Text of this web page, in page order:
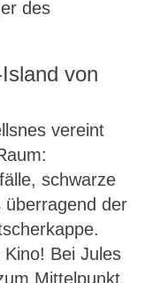
des
von
vereint
schwarze
der
Bei Jules
Mittelpunkt